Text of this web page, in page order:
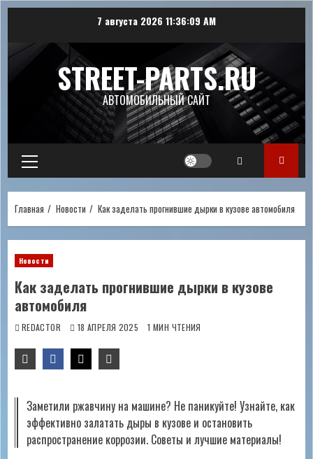
содержимому
7 августа 2026 11:36:09 AM
STREET-PARTS.RU
АВТОМОБИЛЬНЫЙ САЙТ
Основное
меню
Главная Новости Как заделать прогнившие дырки в кузове автомобиля
Новости
Как заделать прогнившие дырки в кузове
автомобиля
REDACTOR 18 АПРЕЛЯ 2025 1 МИН ЧТЕНИЯ
Заметили ржавчину на машине? Не паникуйте! Узнайте, как
эффективно залатать дыры в кузове и остановить
распространение коррозии. Советы и лучшие материалы!